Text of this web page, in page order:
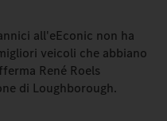
all'eEconic non ha
veicoli che abbiano
René Roels
di Loughborough.